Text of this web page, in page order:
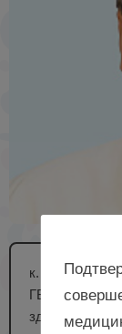
к. м. н.,
ГБУЗ «ККБ №